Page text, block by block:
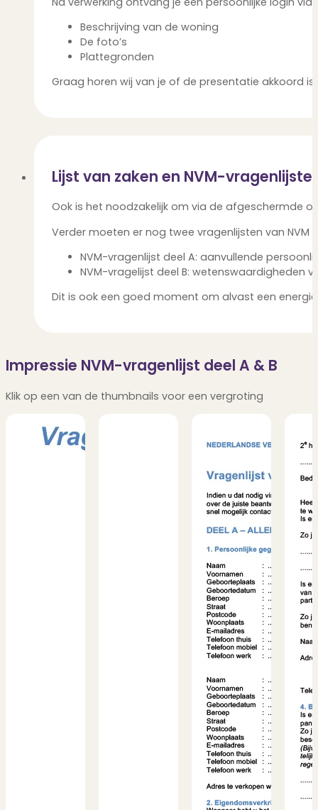
Beschrijving van de woning
De foto’s
Plattegronden
Graag horen wij van je of de presentatie akkoord
Lijst van zaken en NVM-
Ook is het noodzakelijk om via de afgeschermde
Verder moeten er nog twee vragenlijsten van NVM
NVM-vragenlijst deel A: aanvullende
NVM-vragelijst deel B: wetenswaardigheden
Dit is ook een goed moment om alvast een
Impressie NVM-vragenlijst deel A & B
Klik op een van de thumbnails voor een vergroting